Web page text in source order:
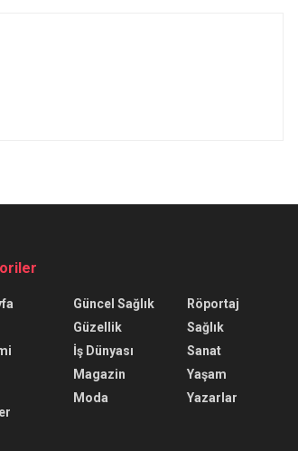
Güncel Sağlık
Güzellik
İş Dünyası
Magazin
Moda
Röportaj
Sağlık
Sanat
Yaşam
Yazarlar